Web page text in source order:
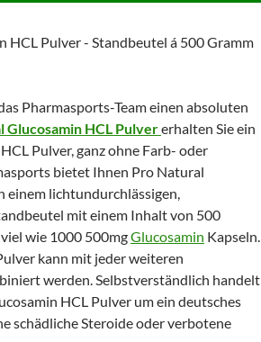
Pharmasports-Team einen absoluten
Glucosamin HCL Pulvererhalten Sie ein
Pulver, ganz ohne Farb- oder
bietet Ihnen Pro Natural
einem lichtundurchlässigen,
mit einem Inhalt von 500
wie 1000 500mgGlucosamin Kapseln.
kann mit jeder weiteren
werden. Selbstverständlich handelt
HCL Pulver um ein deutsches
schädliche Steroide oder verbotene